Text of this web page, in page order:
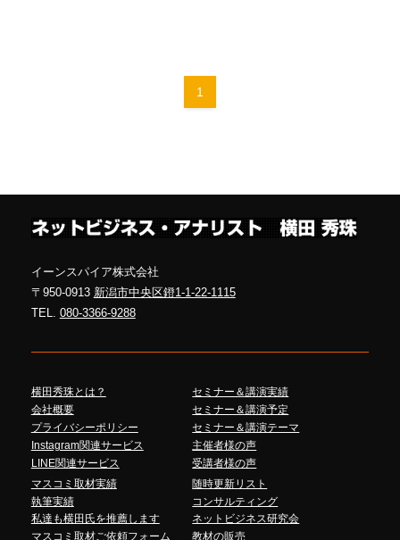
1
イーンスパイア株式会社
〒950-0913 新潟市中央区鐙1-1-22-1115
TEL. 080-3366-9288
横田秀珠とは？
会社概要
プライバシーポリシー
Instagram関連サービス
LINE関連サービス
セミナー＆講演実績
セミナー＆講演予定
セミナー＆講演テーマ
主催者様の声
受講者様の声
マスコミ取材実績
執筆実績
私達も横田氏を推薦します
マスコミ取材ご依頼フォーム
随時更新リスト
コンサルティング
ネットビジネス研究会
教材の販売